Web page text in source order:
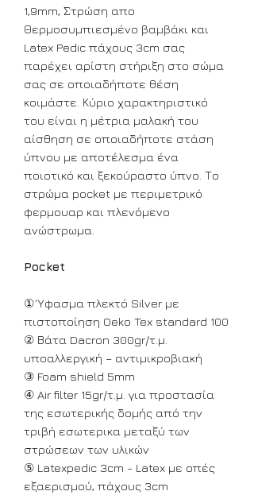
1,9mm, Στρώση απο
Θερμοσυμπιεσμένο βαμβάκι και
Latex Pedic πάχους 3cm σας
παρέχει αρίστη στήριξη στο σώμα
σας σε οποιαδήποτε θέση
κοιμάστε. Κύριο χαρακτηριστικό
του είναι η μέτρια μαλακή του
αίσθηση σε οποιαδήποτε στάση
ύπνου με αποτέλεσμα ένα
ποιοτικό και ξεκούραστο ύπνο. Το
στρώμα pocket με περιμετρικό
φερμουαρ και πλενόμενο
ανώστρωμα.
Pocket
① Ύφασμα πλεκτό Silver με
πιστοποίηση Oeko Tex standard 100
② Βάτα Dacron 300gr/τ.μ.
υποαλλεργική – αντιμικροβιακή
③ Foam shield 5mm
④ Air filter 15gr/τ.μ. για προστασία
της εσωτερικής δομής από την
τριβή εσωτερικα μεταξύ των
στρώσεων των υλικών
⑤ Latexpedic 3cm - Latex με οπές
εξαερισμού, πάχους 3cm